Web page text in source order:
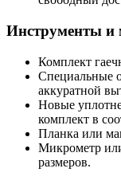
Инструменты и
Комплект
Специальные
аккуратной
Новые
комплект в
Планка или
Микрометр
размеров.